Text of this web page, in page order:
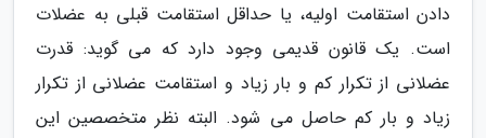
دادن استقامت اولیه، یا حداقل استقامت قبلی به عضلات
است. یک قانون قدیمی وجود دارد که می گوید: قدرت
عضلانی از تکرار کم و بار زیاد و استقامت عضلانی از تکرار
زیاد و بار کم حاصل می شود. البته نظر متخصصین این